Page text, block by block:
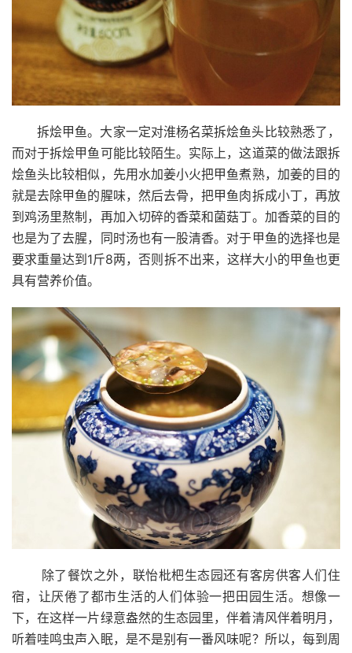
拆烩甲鱼。大家一定对淮杨名菜拆烩鱼头比较熟悉了，
而对于拆烩甲鱼可能比较陌生。实际上，这道菜的做法跟拆
烩鱼头比较相似，先用水加姜小火把甲鱼煮熟，加姜的目的
就是去除甲鱼的腥味，然后去骨，把甲鱼肉拆成小丁，再放
到鸡汤里熬制，再加入切碎的香菜和菌菇丁。加香菜的目的
也是为了去腥，同时汤也有一股清香。对于甲鱼的选择也是
要求重量达到 1斤8两，否则拆不出来，这样大小的甲鱼也更
具有营养价值。
除了餐饮之外，联怡枇杷生态园还有客房供客人们住
宿，让厌倦了都市生活的人们体验一把田园生活。想像一
下，在这样一片绿意盎然的生态园里，伴着清风伴着明月，
听着哇鸣虫声入眠，是不是别有一番风味呢？所以，每到周